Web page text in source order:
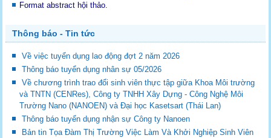
Format abstract hội thảo.
Thông báo - Tin tức
Về việc tuyển dụng lao động đợt 2 năm 2026
Thông báo tuyển dụng nhân sự 05/2026
Về chương trình trao đổi sinh viên thực tập giữa Khoa Môi trường
và TNTN (CENRes), Công ty TNHH Xây Dựng - Công Nghệ Môi
Trường Nano (NANOEN) và Đại học Kasetsart (Thái Lan)
Thông báo tuyển dụng nhận sự Công ty Nanoen
Bản tin Tọa Đàm Thị Trường Việc Làm Và Khởi Nghiệp Sinh Viên